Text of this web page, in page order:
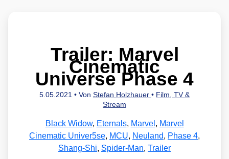
Trailer: Marvel
Cinematic
Universe Phase 4
5.05.2021 • Von Stefan Holzhauer • Film, TV &
Stream
Black Widow, Eternals, Marvel , Marvel
Cinematic Univer5se, MCU, Neuland, Phase 4,
Shang-Shi, Spider-Man, Trailer